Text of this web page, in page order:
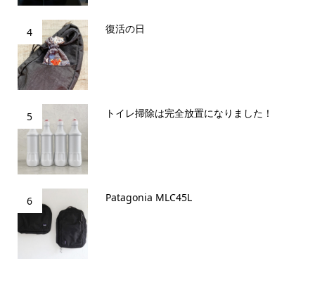
4 復活の日
5 トイレ掃除は完全放置になりました！
6 Patagonia MLC45L